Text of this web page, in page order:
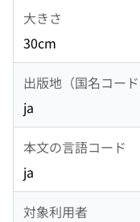
大きさ
30cm
出版地（国名コード
ja
本文の言語コード
ja
対象利用者